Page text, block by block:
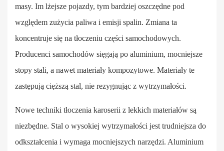
masy. Im lżejsze pojazdy, tym bardziej oszczędne pod
względem zużycia paliwa i emisji spalin. Zmiana ta
koncentruje się na tłoczeniu części samochodowych.
Producenci samochodów sięgają po aluminium, mocniejsze
stopy stali, a nawet materiały kompozytowe. Materiały te
zastępują cięższą stal, nie rezygnując z wytrzymałości.
Nowe techniki tłoczenia karoserii z lekkich materiałów są
niezbędne. Stal o wysokiej wytrzymałości jest trudniejsza do
odkształcenia i wymaga mocniejszych narzędzi. Aluminium